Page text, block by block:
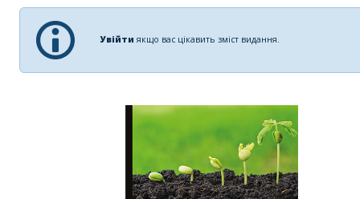
Увійти якщо вас цікавить зміст видання.